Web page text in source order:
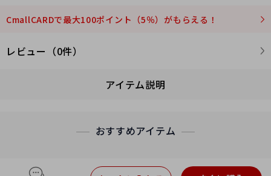
CmallCARDで最大100ポイント（5％）がもらえる！
レビュー（0件）
アイテム説明
おすすめアイテム